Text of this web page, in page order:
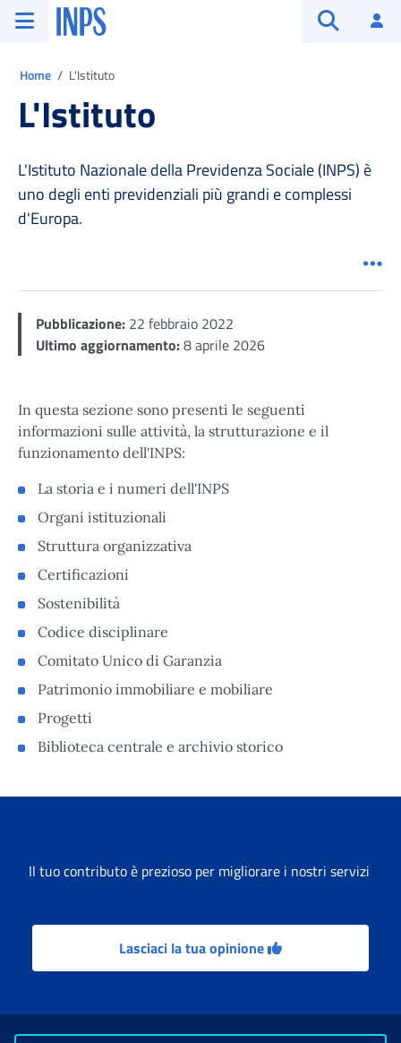
Vai al menu principale
Vai al contenuto principale
Vai al pie' di pagina
INPS ()
Home L'Istituto
L'Istituto
L'Istituto Nazionale della Previdenza Sociale (INPS) è
uno degli enti previdenziali più grandi e complessi
d'Europa.
Pubblicazione: 22 febbraio 2022
Ultimo aggiornamento:8 aprile 2026
In questa sezione sono presenti le seguenti
informazioni sulle attività, la strutturazione e il
funzionamento dell'INPS:
La storia e i numeri dell'INPS
Organi istituzionali
Struttura organizzativa
Certificazioni
Sostenibilità
Codice disciplinare
Comitato Unico di Garanzia
Patrimonio immobiliare e mobiliare
Progetti
Biblioteca centrale e archivio storico
Il tuo contributo è prezioso per migliorare i nostri servizi
Lasciaci la tua opinione